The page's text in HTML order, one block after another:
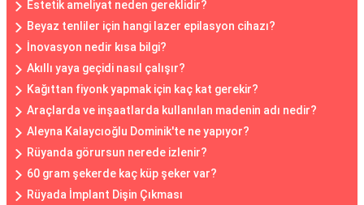
Estetik ameliyat neden gereklidir?
Beyaz tenliler için hangi lazer epilasyon cihazı?
İnovasyon nedir kısa bilgi?
Akıllı yaya geçidi nasıl çalışır?
Kağıttan fiyonk yapmak için kaç kat gerekir?
Araçlarda ve inşaatlarda kullanılan madenin adı nedir?
Aleyna Kalaycıoğlu Dominik'te ne yapıyor?
Rüyanda görursun nerede izlenir?
60 gram şekerde kaç küp şeker var?
Rüyada İmplant Dişin Çıkması